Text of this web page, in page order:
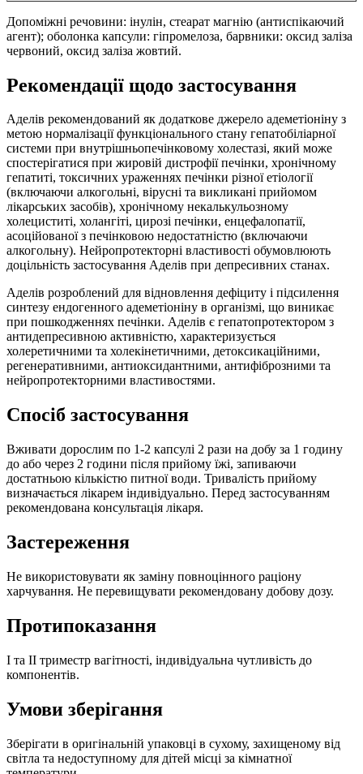
Допоміжні речовини: інулін, стеарат магнію (антиспікаючий
агент); оболонка капсули: гiпромелоза, барвники: оксид заліза
червоний, оксид заліза жовтий.
Рекомендації щодо застосування
Аделів рекомендований як додаткове джерело адеметіоніну з
метою нормалізації функціонального стану гепатобіліарної
системи при внутрішньопечінковому холестазі, який може
спостерігатися при жировій дистрофії печінки, хронічному
гепатиті, токсичних ураженнях печінки різної етіології
(включаючи алкогольні, вірусні та викликані прийомом
лікарських засобів), хронічному некалькульозному
холециститі, холангіті, цирозі печінки, енцефалопатії,
асоційованої з печінковою недостатністю (включаючи
алкогольну). Нейропротекторні властивості обумовлюють
доцільність застосування Аделів при депресивних станах.
Аделів розроблений для відновлення дефіциту і підсилення
синтезу ендогенного адеметіоніну в організмі, що виникає
при пошкодженнях печінки. Аделів є гепатопротектором з
антидепресивною активністю, характеризується
холеретичними та холекінетичними, детоксикаційними,
регенеративними, антиоксидантними, антифіброзними та
нейропротекторними властивостями.
Спосіб застосування
Вживати дорослим по 1-2 капсулі 2 рази на добу за 1 годину
до або через 2 години після прийому їжі, запиваючи
достатньою кількістю питної води. Тривалість прийому
визначається лікарем індивідуально. Перед застосуванням
рекомендована консультація лікаря.
Застереження
Не використовувати як заміну повноцінного раціону
харчування. Не перевищувати рекомендовану добову дозу.
Протипоказання
I та II триместр вагітності, індивідуальна чутливість до
компонентів.
Умови зберігання
Зберігати в оригінальній упаковці в сухому, захищеному від
світла та недоступному для дітей місці за кімнатної